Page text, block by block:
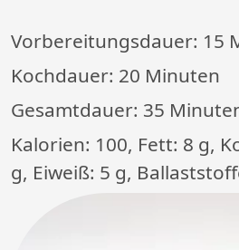
Vorbereitungsdauer: 15
Kochdauer: 20 Minuten
Gesamtdauer: 35
Kalorien: 100, Fett: 8 g,
g, Eiweiß: 5 g,